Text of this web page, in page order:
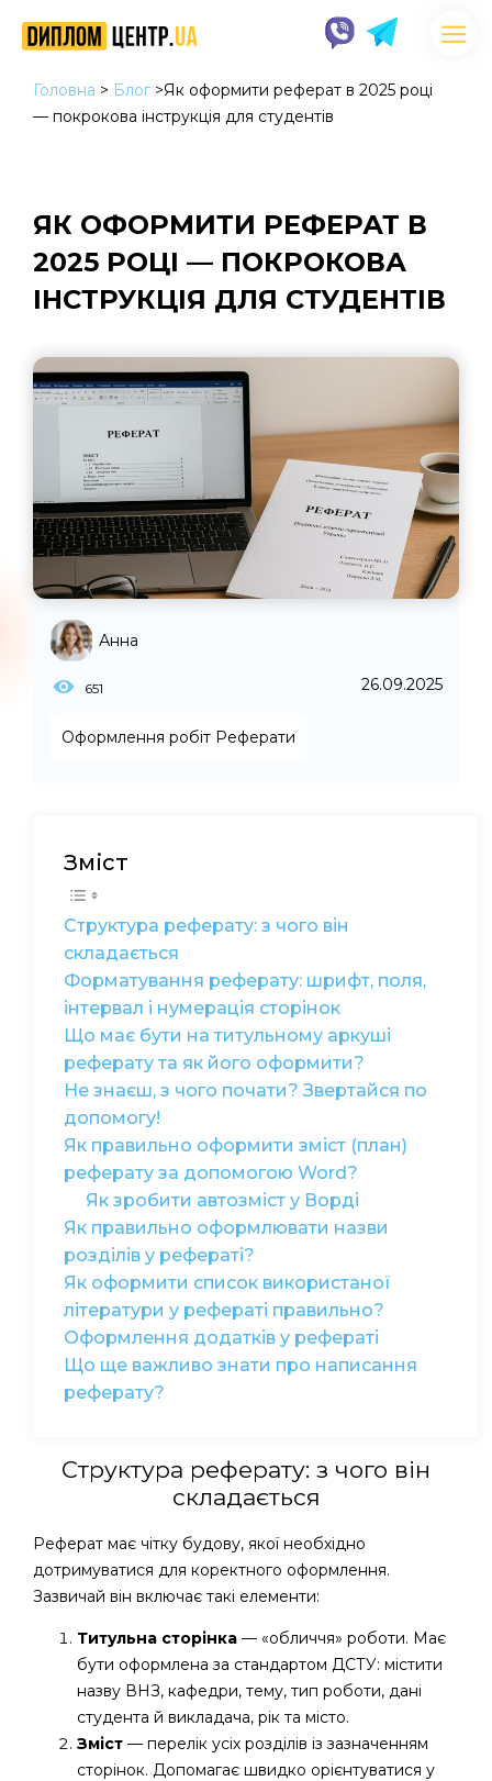
Головна > Блог >Як оформити реферат в 2025 році
— покрокова інструкція для студентів
ЯК ОФОРМИТИ РЕФЕРАТ В
2025 РОЦІ — ПОКРОКОВА
ІНСТРУКЦІЯ ДЛЯ СТУДЕНТІВ
Анна
26.09.2025
651
Оформлення робіт Реферати
Зміст
Структура реферату: з чого він
складається
Форматування реферату: шрифт, поля,
інтервал і нумерація сторінок
Що має бути на титульному аркуші
реферату та як його оформити?
Не знаєш, з чого почати? Звертайся по
допомогу!
Як правильно оформити зміст (план)
реферату за допомогою Word?
Як зробити автозміст у Ворді
Як правильно оформлювати назви
розділів у рефераті?
Як оформити список використаної
літератури у рефераті правильно?
Оформлення додатків у рефераті
Що ще важливо знати про написання
реферату?
Структура реферату: з чого він
складається
Реферат має чітку будову, якої необхідно
дотримуватися для коректного оформлення.
Зазвичай він включає такі елементи:
Титульна сторінка — «обличчя» роботи. Має
бути оформлена за стандартом ДСТУ: містити
назву ВНЗ, кафедри, тему, тип роботи, дані
студента й викладача, рік та місто.
Зміст — перелік усіх розділів із зазначенням
сторінок. Допомагає швидко орієнтуватися у